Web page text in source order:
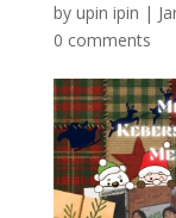
by upin ipin |
0 comments